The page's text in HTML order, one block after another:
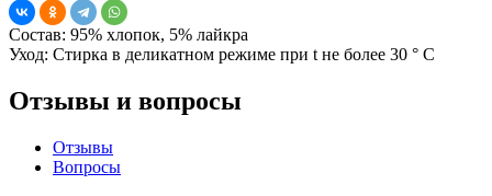
Состав: 95% хлопок, 5% лайкра
Уход: Стирка в деликатном режиме при t не более 30 ° С
Отзывы и вопросы
Отзывы
Вопросы